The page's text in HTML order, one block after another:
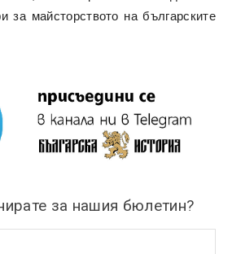
за майсторството на българските
за нашия бюлетин?